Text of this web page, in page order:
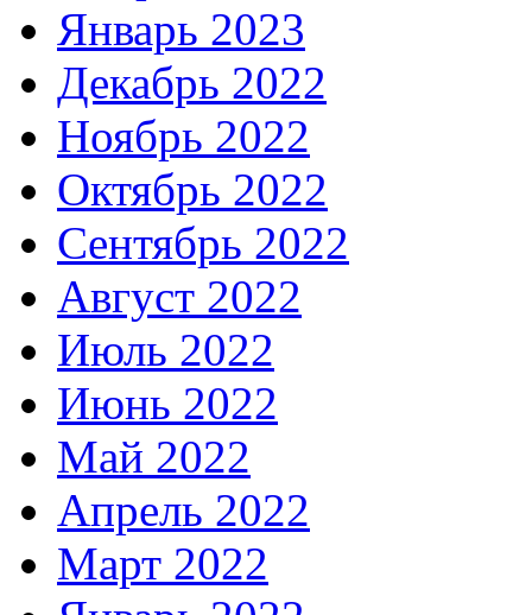
Январь 2023
Декабрь 2022
Ноябрь 2022
Октябрь 2022
Сентябрь 2022
Август 2022
Июль 2022
Июнь 2022
Май 2022
Апрель 2022
Март 2022